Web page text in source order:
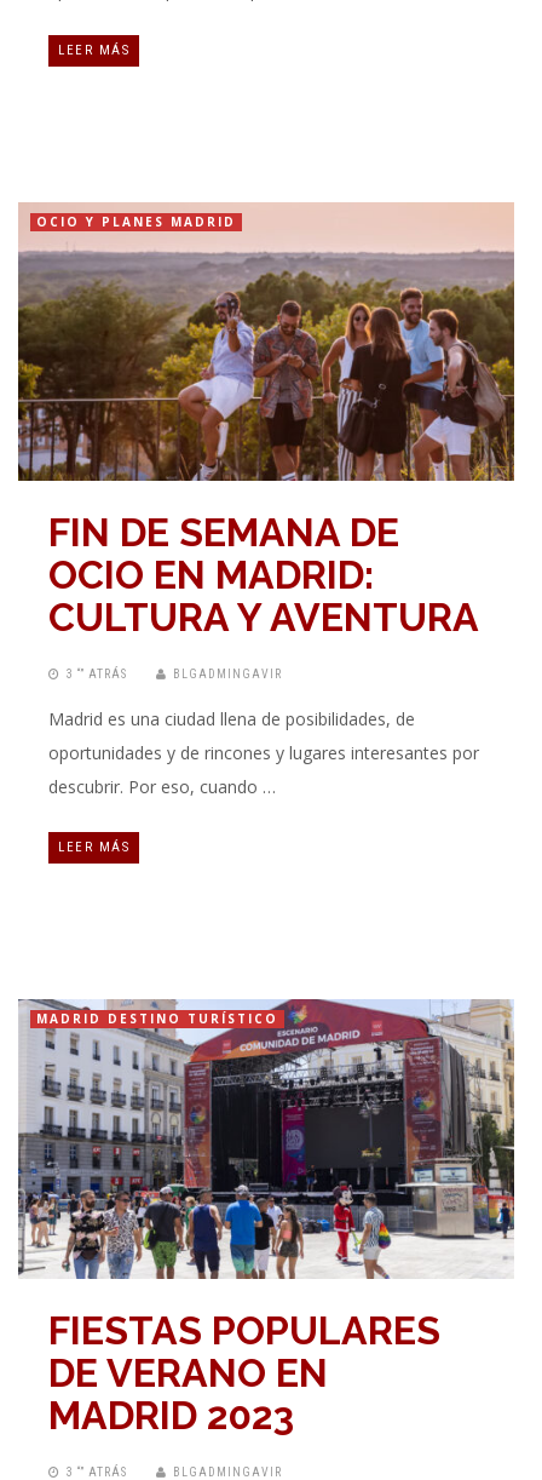
LEER MÁS
OCIO Y PLANES MADRID
FIN DE SEMANA DE
OCIO EN MADRID:
CULTURA Y AVENTURA
3 “” ATRÁS BLGADMINGAVIR
Madrid es una ciudad llena de posibilidades, de
oportunidades y de rincones y lugares interesantes por
descubrir. Por eso, cuando …
LEER MÁS
MADRID DESTINO TURÍSTICO
FIESTAS POPULARES
DE VERANO EN
MADRID 2023
3 “” ATRÁS BLGADMINGAVIR